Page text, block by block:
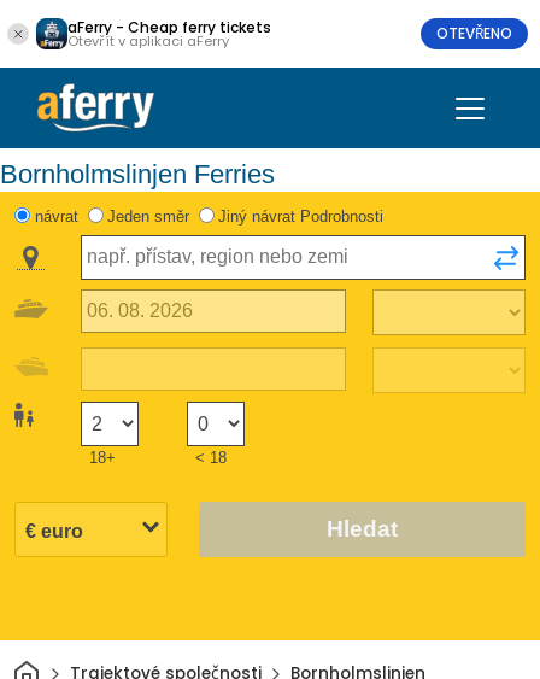
aFerry - Cheap ferry tickets
Otevřít v aplikaci aFerry OTEVŘENO
Bornholmslinjen Ferries
návrat Jeden směr Jiný návrat Podrobnosti
18+ < 18
Hledat
Domov
Trajektové společnosti Bornholmslinjen